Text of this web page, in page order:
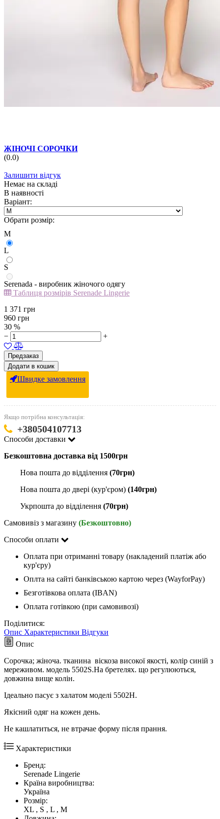
ЖІНОЧІ СОРОЧКИ
(0.0)
Залишити відгук
Немає на складі
В наявності
Варіант:
Обрати розмір:
M
L
S
Serenada - виробник жіночого одягу
Таблиця розмірів Serenade Lingerie
1 371 грн
960 грн
30 %
−
+
Предзаказ
Додати в кошик
Швидке замовлення
Якщо потрібна консультація:
+380504107713
Способи доставки
Безкоштовна доставка від 1500грн
Нова пошта до відділення (70грн)
Нова пошта до двері (кур'єром) (140грн)
Укрпошта до відділення (70грн)
Самовивіз з магазину (Безкоштовно)
Способи оплати
Оплата при отриманні товару (накладений платіж або
кур'єру)
Оплта на сайті банківською картою через (WayforPay)
Безготівкова оплата (IBAN)
Оплата готівкою (при самовивозі)
Поділитися:
Опис Характеристики Відгуки
Опис
Сорочка; жіноча. тканина віскоза високої якості, колір синій з
мереживом. модель 5502S.На бретелях. що регулюються,
довжина вище колін.
Ідеально пасує з халатом моделі 5502Н.
Якісний одяг на кожен день.
Не кашлатиться, не втрачае форму після прання.
Характеристики
Бренд:
Serenade Lingerie
Країна виробництва:
Україна
Розмір:
XL , S , L , M